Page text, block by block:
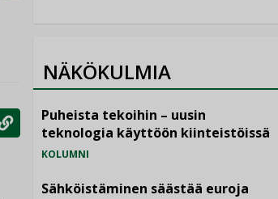
NÄKÖKULMIA
Puheista tekoihin – uusin
teknologia käyttöön kiinteistöissä
KOLUMNI
Sähköistäminen säästää euroja